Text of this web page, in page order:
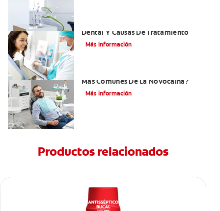
Dental Y Causas De Tratamiento
Más información
Más Comunes De La Novocaína?
Más información
Productos relacionados